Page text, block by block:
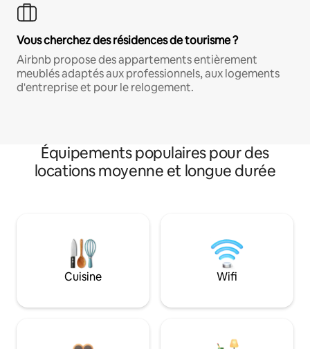
Vous cherchez des résidences de tourisme ?
Airbnb propose des appartements entièrement
meublés adaptés aux professionnels, aux logements
d'entreprise et pour le relogement.
Équipements populaires pour des
locations moyenne et longue durée
Cuisine Wifi